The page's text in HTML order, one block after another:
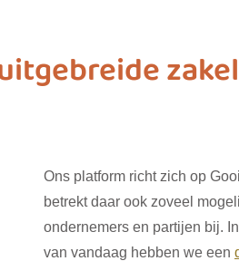
Ons platform richt zich op
betrekt daar ook zoveel
ondernemers en partijen bij.
van vandaag hebben we een